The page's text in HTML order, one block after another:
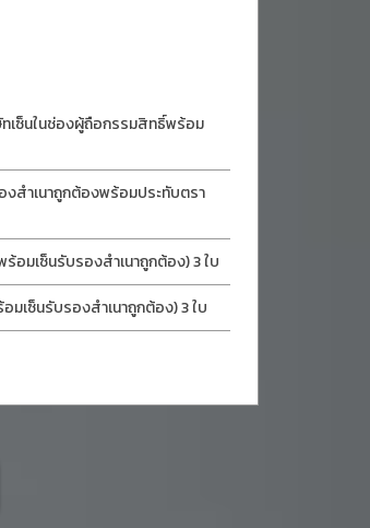
เซ็นในช่องผู้ถือกรรมสิทธิ์พร้อม
งสำเนาถูกต้องพร้อมประทับตรา
อมเซ็นรับรองสำเนาถูกต้อง) 3 ใบ
มเซ็นรับรองสำเนาถูกต้อง) 3 ใบ